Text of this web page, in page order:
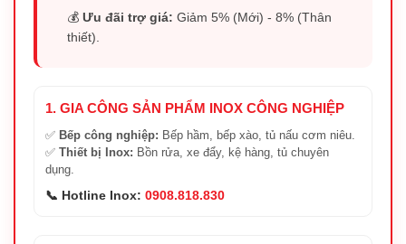
💰Ưu đãi trợ giá: Giảm 5% (Mới) - 8% (Thân
thiết).
1. GIA CÔNG SẢN PHẨM INOX CÔNG NGHIỆP
✅ Bếp công nghiệp: Bếp hầm, bếp xào, tủ nấu cơm niêu.
✅ Thiết bị Inox: Bồn rửa, xe đẩy, kệ hàng, tủ chuyên
dụng.
📞 Hotline Inox: 0908.818.830